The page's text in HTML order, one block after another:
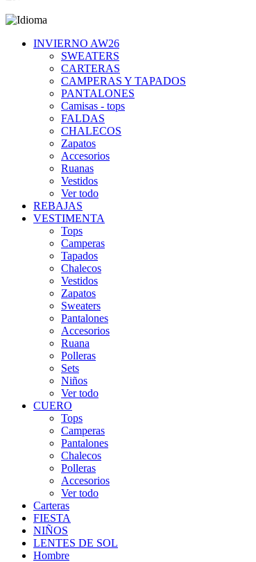
INVIERNO AW26
SWEATERS
CARTERAS
CAMPERAS Y TAPADOS
PANTALONES
Camisas - tops
FALDAS
CHALECOS
Zapatos
Accesorios
Ruanas
Vestidos
Ver todo
REBAJAS
VESTIMENTA
Tops
Camperas
Tapados
Chalecos
Vestidos
Zapatos
Sweaters
Pantalones
Accesorios
Ruana
Polleras
Sets
Niños
Ver todo
CUERO
Tops
Camperas
Pantalones
Chalecos
Polleras
Accesorios
Ver todo
Carteras
FIESTA
NIÑOS
LENTES DE SOL
Hombre